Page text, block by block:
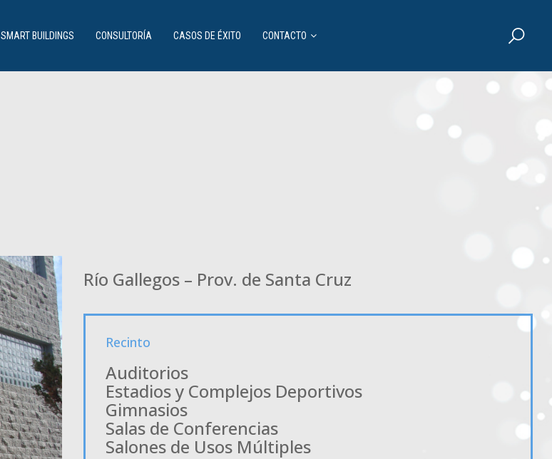
SMART BUILDINGS CONSULTORÍA CASOS DE ÉXITO CONTACTO
VOLVER
Río Gallegos – Prov. de Santa Cruz
Recinto
Auditorios
Estadios y Complejos Deportivos
Gimnasios
Salas de Conferencias
Salones de Usos Múltiples